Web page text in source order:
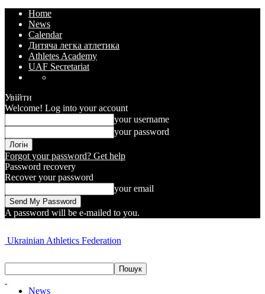
Home
News
Calendar
Дитяча легка атлетика
Athletes Academy
UAF Secretariat
Увійти
Welcome! Log into your account
your username
your password
Forgot your password? Get help
Password recovery
Recover your password
your email
A password will be e-mailed to you.
Ukrainian Athletics Federation
News